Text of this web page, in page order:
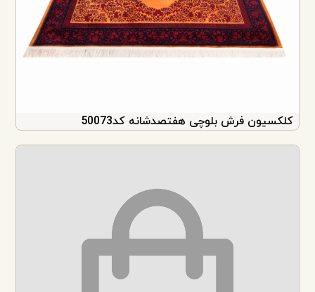
کلکسیون فرش بلوچی هفتصدشانه کد50073